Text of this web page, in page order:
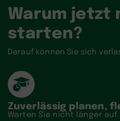
Warum jetzt
starten?
Darauf können Sie sich
Zuverlässig planen,
Warten Sie nicht länger